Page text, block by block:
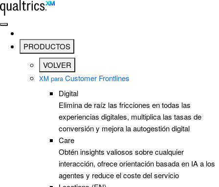
Saltar al contenido principal
PRODUCTOS
VOLVER
XM para Customer Frontlines
Digital
Elimina de raíz las fricciones en todas las
experiencias digitales, multiplica las tasas de
conversión y mejora la autogestión digital
Care
Obtén insights valiosos sobre cualquier
interacción, ofrece orientación basada en IA a los
agentes y reduce el coste del servicio